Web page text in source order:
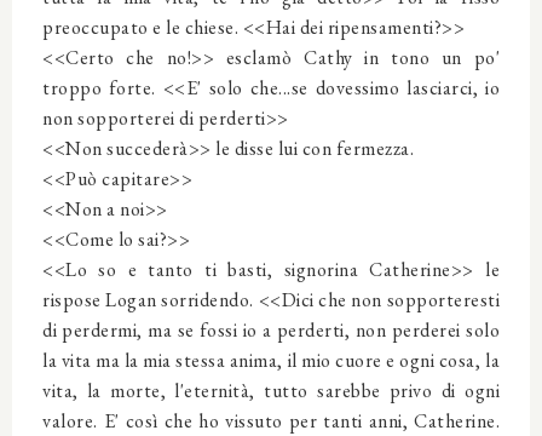
preoccupato e le chiese. <<Hai dei ripensamenti?>>
<<Certo che no!>> esclamò Cathy in tono un po'
troppo forte. <<E' solo che...se dovessimo lasciarci, io
non sopporterei di perderti>>
<<Non succederà>> le disse lui con fermezza.
<<Può capitare>>
<<Non a noi>>
<<Come lo sai?>>
<<Lo so e tanto ti basti, signorina Catherine>> le
rispose Logan sorridendo. <<Dici che non sopporteresti
di perdermi, ma se fossi io a perderti, non perderei solo
la vita ma la mia stessa anima, il mio cuore e ogni cosa, la
vita, la morte, l'eternità, tutto sarebbe privo di ogni
valore. E' così che ho vissuto per tanti anni, Catherine.